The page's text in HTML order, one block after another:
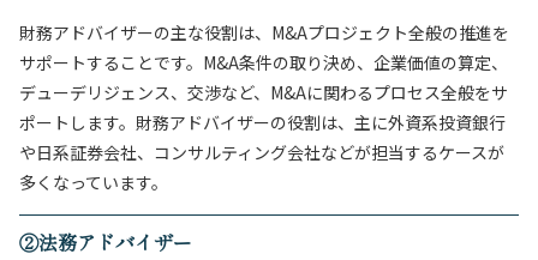
財務アドバイザーの主な役割は、M&Aプロジェクト全般の推進を
サポートすることです。M&A条件の取り決め、企業価値の算定、
デューデリジェンス、交渉など、M&Aに関わるプロセス全般をサ
ポートします。財務アドバイザーの役割は、主に外資系投資銀行
や日系証券会社、コンサルティング会社などが担当するケースが
多くなっています。
②法務アドバイザー